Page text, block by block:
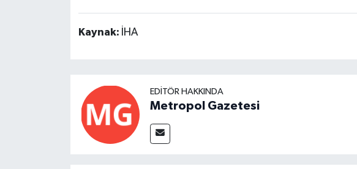
Kaynak: İHA
EDITÖR HAKKINDA
Metropol Gazetesi